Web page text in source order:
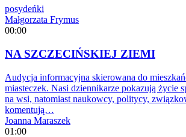
posydeńki
Małgorzata Frymus
00:00
NA SZCZECIŃSKIEJ ZIEMI
Audycja informacyjna skierowana do
miasteczek. Nasi dziennikarze pokazują życie
na wsi, natomiast naukowcy, politycy,
komentują…
Joanna Maraszek
01:00